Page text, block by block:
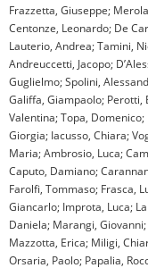
Frazzetta, Giuseppe;
Centonze, Leonardo; De
Lauterio, Andrea; Tamini,
Andreuccetti, Jacopo;
Guglielmo; Spolini,
Galiffa, Giampaolo; Perotti,
Valentina; Topa,
Giorgia; Iacusso, Chiara;
Maria; Ambrosio, Luca;
Caputo, Damiano;
Farolfi, Tommaso; Frasca,
Giancarlo; Improta, Luca;
Daniela; Marangi,
Mazzotta, Erica; Miligi,
Orsaria, Paolo; Papalia,